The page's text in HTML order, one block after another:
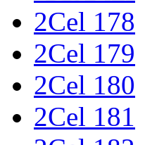
2Cel 178
2Cel 179
2Cel 180
2Cel 181